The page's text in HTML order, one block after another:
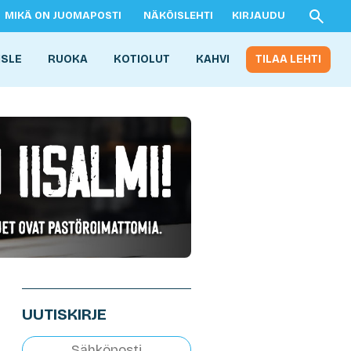
MIKÄ ON JUOMAPOSTI NÄKÖISLEHTI KIRJAUDU
RUOKA KOTIOLUT KAHVI TILAA LEHTI
UUTISKIRJE